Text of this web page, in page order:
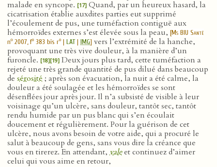
malade en syncope. [17] Quand, par un heureux hasard, la
cicatrisation établie auxdites parties eut supprimé
l’écoulement de pus, une tuméfaction contiguë aux
hémorroïdes externes s’est élevée sous la peau, [Ms BIU Santé
no 2007, fo 383 bis ro | LAT| IMG] vers l’extrémité de la hanche,
provoquant une très vive douleur, à la manière d’un
furoncle. [18][19] Deux jours plus tard, cette tuméfaction a
rejeté une très grande quantité de pus dilué dans beaucoup
de sérosité ; après son évacuation, la nuit a été calme, la
douleur a été soulagée et les hémorroïdes se sont
désenflées jour après jour. Il n’a subsisté de visible à leur
voisinage qu’un ulcère, sans douleur, tantôt sec, tantôt
rendu humide par un pus blanc qui s’en écoulait
doucement et régulièrement. Pour la guérison de cet
ulcère, nous avons besoin de votre aide, qui a procuré le
salut à beaucoup de gens, sans vous dire la créance que
vous en tirerez. En attendant, valeet continuez d’aimer
celui qui vous aime en retour,